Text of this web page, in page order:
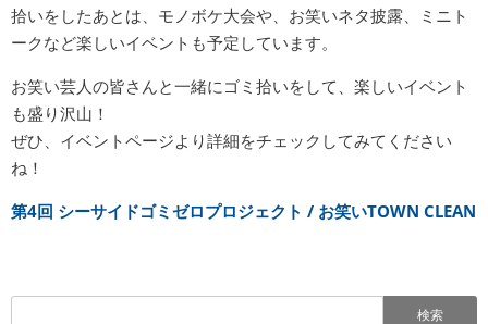
拾いをしたあとは、モノボケ大会や、お笑いネタ披露、ミニト
ークなど楽しいイベントも予定しています。
お笑い芸人の皆さんと一緒にゴミ拾いをして、楽しいイベント
も盛り沢山！
ぜひ、イベントページより詳細をチェックしてみてください
ね！
第4回 シーサイドゴミゼロプロジェクト / お笑いTOWN CLEAN
検索